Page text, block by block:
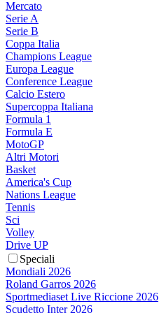
Mercato
Serie A
Serie B
Coppa Italia
Champions League
Europa League
Conference League
Calcio Estero
Supercoppa Italiana
Formula 1
Formula E
MotoGP
Altri Motori
Basket
America's Cup
Nations League
Tennis
Sci
Volley
Drive UP
Speciali
Mondiali 2026
Roland Garros 2026
Sportmediaset Live Riccione 2026
Scudetto Inter 2026